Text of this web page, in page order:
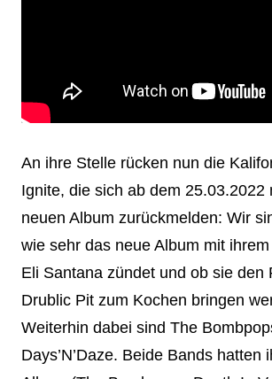
An ihre Stelle rücken nun die
Ignite, die sich ab dem 25.03.2022
neuen Album zurückmelden: Wir
wie sehr das neue Album mit
Eli Santana zündet und ob sie den
Drublic Pit zum Kochen bringen
Weiterhin dabei sind The
Days’N’Daze. Beide Bands hatten